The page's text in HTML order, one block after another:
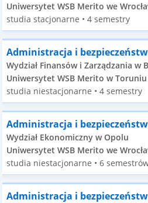
Uniwersytet WSB Merito we
studia stacjonarne • 4 semestry
Administracja i
Wydział Finansów i Zarządzania w
Uniwersytet WSB Merito w Toruniu
studia niestacjonarne • 4 semestry
Administracja i
Wydział Ekonomiczny w Opolu
Uniwersytet WSB Merito we
studia niestacjonarne • 6
Administracja i